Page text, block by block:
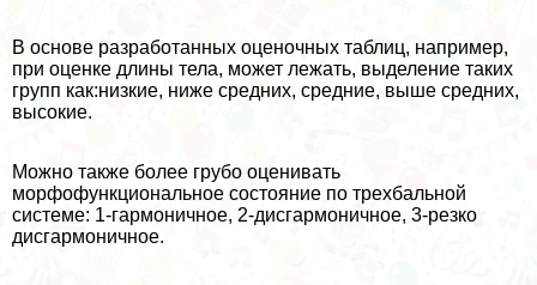
В основе разработанных оценочных таблиц, например,
при оценке длины тела, может лежать, выделение таких
групп как:низкие, ниже средних, средние, выше средних,
высокие.
Можно также более грубо оценивать
морфофункциональное состояние по трехбальной
системе: 1-гармоничное, 2-дисгармоничное, 3-резко
дисгармоничное.